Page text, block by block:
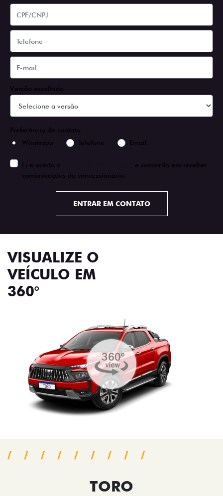
Versão escolhida
Preferência de contato:
Whatsapp
Telefone Email
Li e aceito a
e concordo em receber
comunicações da concessionária.
ENTRAR EM CONTATO
VISUALIZE O
VEÍCULO EM
360°
TORO